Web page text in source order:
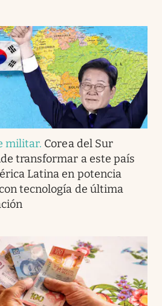
militar. Corea del Sur
transformar a este país
Latina en potencia
tecnología de última